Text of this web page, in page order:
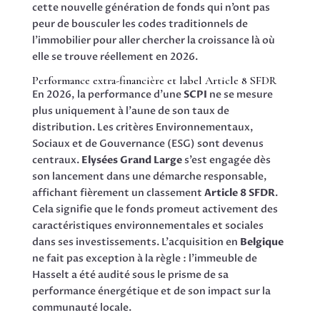
cette nouvelle génération de fonds qui n’ont pas
peur de bousculer les codes traditionnels de
l’immobilier pour aller chercher la croissance là où
elle se trouve réellement en 2026.
Performance extra-financière et label Article 8 SFDR
En 2026, la performance d’uneSCPI ne se mesure
plus uniquement à l’aune de son taux de
distribution. Les critères Environnementaux,
Sociaux et de Gouvernance (ESG) sont devenus
centraux. Elysées Grand Larges’est engagée dès
son lancement dans une démarche responsable,
affichant fièrement un classement Article 8 SFDR.
Cela signifie que le fonds promeut activement des
caractéristiques environnementales et sociales
dans ses investissements. L’acquisition en Belgique
ne fait pas exception à la règle : l’immeuble de
Hasselt a été audité sous le prisme de sa
performance énergétique et de son impact sur la
communauté locale.